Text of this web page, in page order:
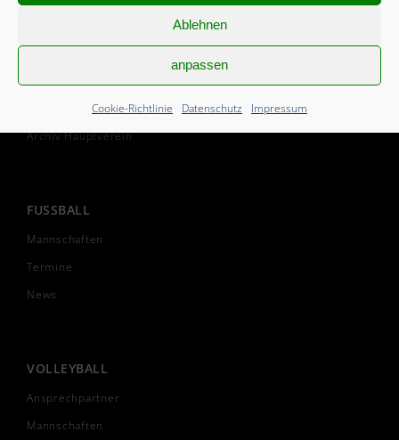
Ablehnen
anpassen
Cookie-Richtlinie Datenschutz Impressum
Anfahrt & Kontakt
Archiv Hauptverein
FUSSBALL
Mannschaften
Termine
News
VOLLEYBALL
Ansprechpartner
Mannschaften